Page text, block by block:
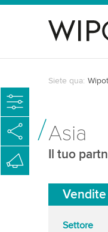
Siete qua:
Asia
Il tuo
Vendite
Settore